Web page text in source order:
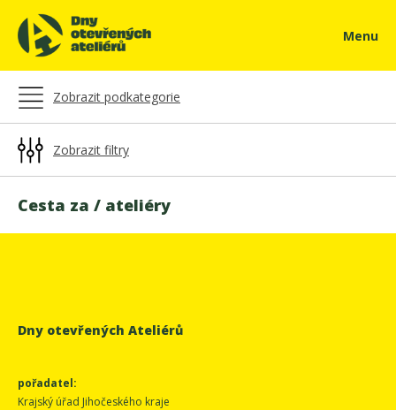
Menu
Zobrazit podkategorie
Zobrazit filtry
Cesta za / ateliéry
Dny otevřených Ateliérů
pořadatel:
Krajský úřad Jihočeského kraje